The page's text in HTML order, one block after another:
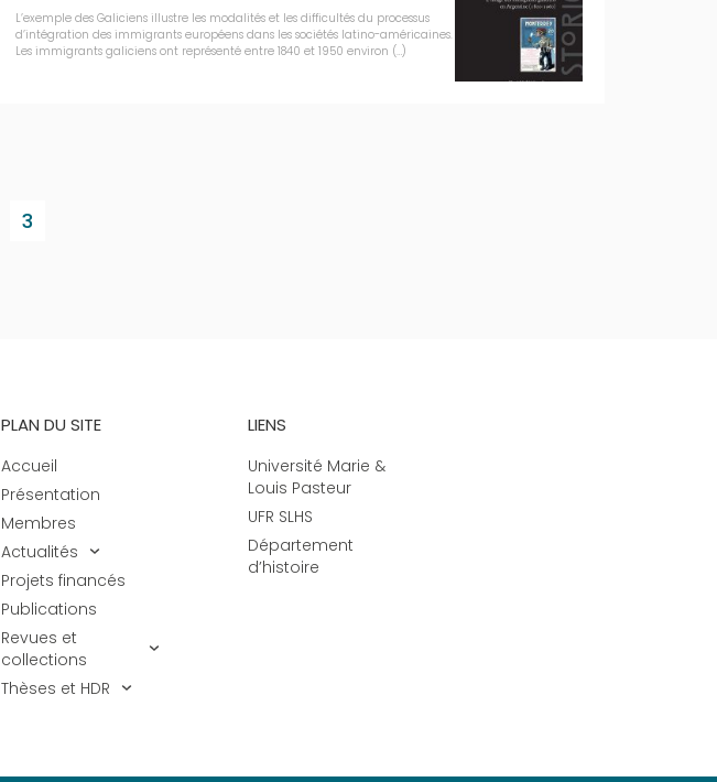
L’exemple des Galiciens illustre les modalités et les difficultés du processus
d’intégration des immigrants européens dans les sociétés latino-américaines.
Les immigrants galiciens ont représenté entre 1840 et 1950 environ (…)
3
PLAN DU SITE
Accueil
Présentation
Membres
Actualités
Projets financés
Publications
Revues et
collections
Thèses et HDR
LIENS
Université Marie &
Louis Pasteur
UFR SLHS
Département
d’histoire